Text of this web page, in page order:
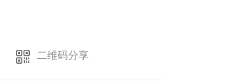
二维码分享